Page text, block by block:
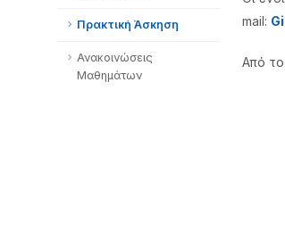
Πρακτική Άσκηση
Ανακοινώσεις
Μαθημάτων
mail:
Από